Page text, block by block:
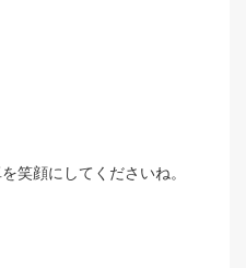
笑顔にしてくださいね。